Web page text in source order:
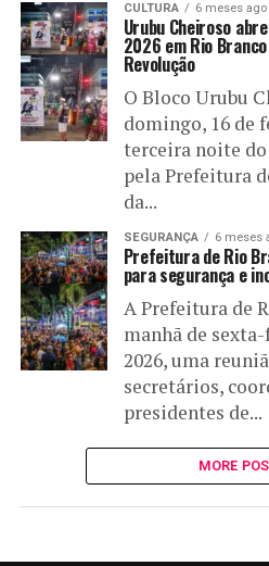
CULTURA 6 meses ago
Urubu Cheiroso
2026 em Rio
Revolução
O Bloco Urubu
domingo, 16 de
terceira noite
pela Prefeitura
da...
SEGURANÇA 6 meses
Prefeitura de Rio
para segurança e
A Prefeitura de
manhã de
2026, uma
secretários,
presidentes de...
MORE